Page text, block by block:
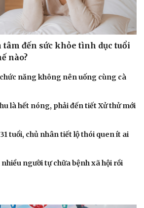
tâm đến sức khỏe tình dục tuổi
nào?
năng không nên uống cùng cà
là hết nóng, phải đến tiết Xử thử mới
tuổi, chủ nhân tiết lộ thói quen ít ai
người tự chữa bệnh xã hội rồi